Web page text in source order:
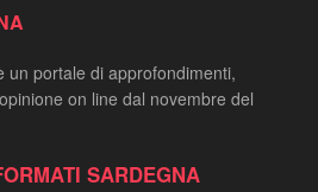
un portale di approfondimenti,
on line dal novembre del
SARDEGNA